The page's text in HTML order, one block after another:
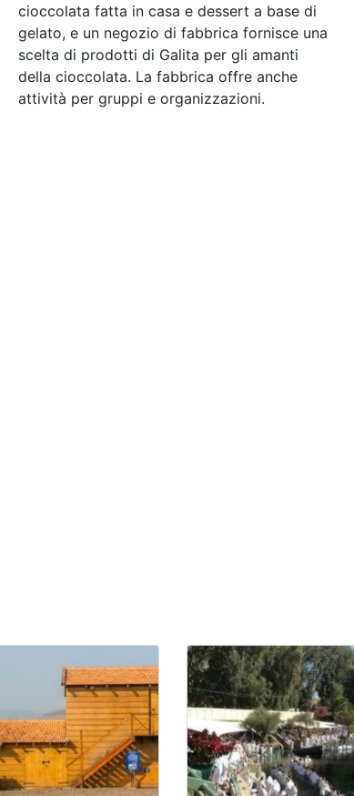
cioccolata fatta in casa e dessert a base di
gelato, e un negozio di fabbrica fornisce una
scelta di prodotti di Galita per gli amanti
della cioccolata. La fabbrica offre anche
attività per gruppi e organizzazioni.